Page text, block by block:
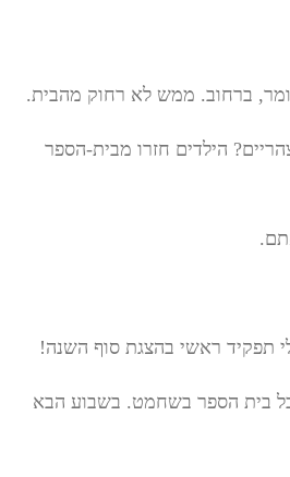
הילדים חזרו מבית-הספר
כל בית הספר בשחמט. בשבוע הבא